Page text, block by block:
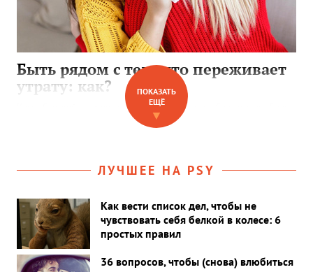
Быть рядом с тем, кто переживает
утрату: как?
Когда близкий сталкивается с потерей, хочется облегчить его боль.
Но как поддерживать, не пытаясь исправить чужие чувства?
ПОКАЗАТЬ
ЕЩЁ
▼
ЛУЧШЕЕ НА PSY
Как вести список дел, чтобы не
чувствовать себя белкой в колесе: 6
простых правил
36 вопросов, чтобы (снова) влюбиться